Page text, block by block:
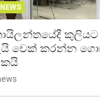
චෙක් කරන්න
කයි